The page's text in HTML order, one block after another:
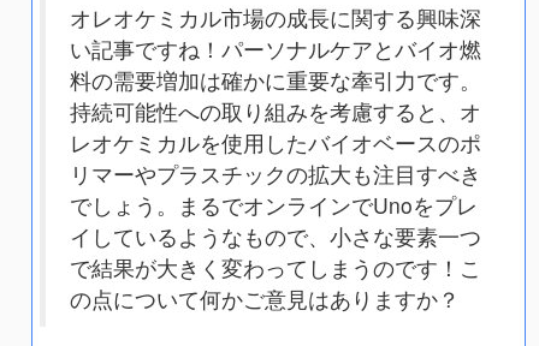
オレオケミカル市場の成長に関する興味深
い記事ですね！パーソナルケアとバイオ燃
料の需要増加は確かに重要な牽引力です。
持続可能性への取り組みを考慮すると、オ
レオケミカルを使用したバイオベースのポ
リマーやプラスチックの拡大も注目すべき
でしょう。まるでオンラインでUnoをプレ
イしているようなもので、小さな要素一つ
で結果が大きく変わってしまうのです！こ
の点について何かご意見はありますか？